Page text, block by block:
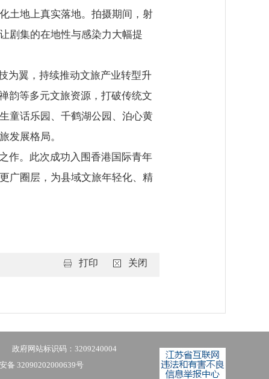
土地上真实落地。拍摄期间，射
剧集的在地性与感染力大幅提
翼，持续推动文旅产业转型升
韵等多元文旅资源，打破传统文
童话乐园、千鹤湖公园、泊心黄
发展格局。
。此次成功入围香港国际青年
广圈层，为县域文旅年轻化、精
打印 关闭
政府网站标识码：3209240004
备 32090202000639号